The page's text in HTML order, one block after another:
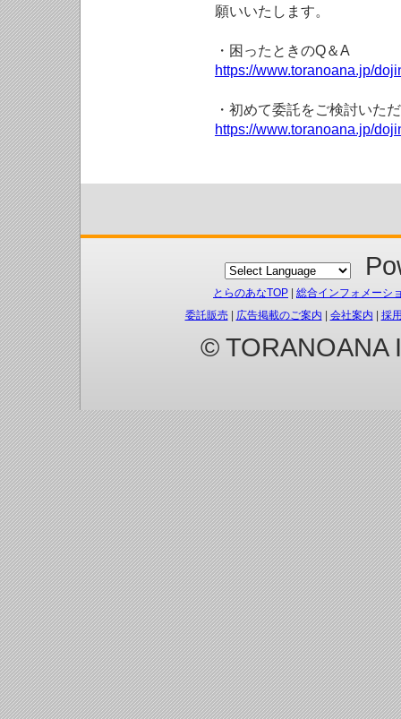
願いいたします。
・困ったときのQ＆A
https://www.toranoana.jp/
・初めて委託をご検討いた
https://www.toranoana.jp/
とらのあなTOP
総合インフォメーシ
委託販売| 広告掲載のご案内 会社案内 採
© TORANOANA